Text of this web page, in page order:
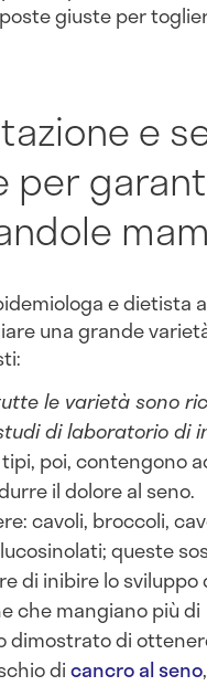
giuste per
e
per
e dietista
una grande
le varietà sono
di laboratorio di
tipi, poi, contengono
il dolore al seno.
cavoli, broccoli,
queste
di inibire lo sviluppo
che mangiano più
dimostrato di
dicancro al seno